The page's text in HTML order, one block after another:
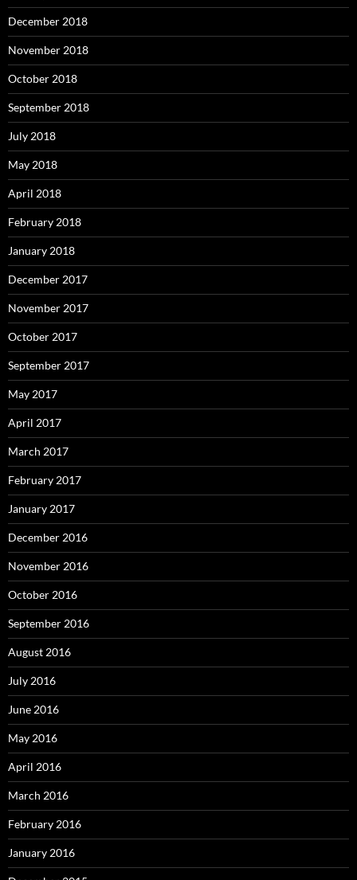
December 2018
November 2018
October 2018
September 2018
July 2018
May 2018
April 2018
February 2018
January 2018
December 2017
November 2017
October 2017
September 2017
May 2017
April 2017
March 2017
February 2017
January 2017
December 2016
November 2016
October 2016
September 2016
August 2016
July 2016
June 2016
May 2016
April 2016
March 2016
February 2016
January 2016